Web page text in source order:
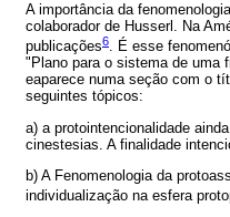
A importância da
colaborador de Husserl. Na
publicações6. É esse
"Plano para o sistema de uma
eaparece numa seção com o
seguintes tópicos:
a) a protointencionalidade
cinestesias. A finalidade
b) A Fenomenologia da
individualização na esfera